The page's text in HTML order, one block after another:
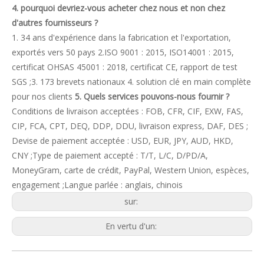
4. pourquoi devriez-vous acheter chez nous et non chez
d'autres fournisseurs ?
1. 34 ans d'expérience dans la fabrication et l'exportation,
exportés vers 50 pays 2.ISO 9001 : 2015, ISO14001 : 2015,
certificat OHSAS 45001 : 2018, certificat CE, rapport de test
SGS ;3. 173 brevets nationaux 4. solution clé en main complète
pour nos clients 5. Quels services pouvons-nous fournir ?
Conditions de livraison acceptées : FOB, CFR, CIF, EXW, FAS,
CIP, FCA, CPT, DEQ, DDP, DDU, livraison express, DAF, DES ;
Devise de paiement acceptée : USD, EUR, JPY, AUD, HKD,
CNY ;Type de paiement accepté : T/T, L/C, D/PD/A,
MoneyGram, carte de crédit, PayPal, Western Union, espèces,
engagement ;Langue parlée : anglais, chinois
sur:
En vertu d'un: